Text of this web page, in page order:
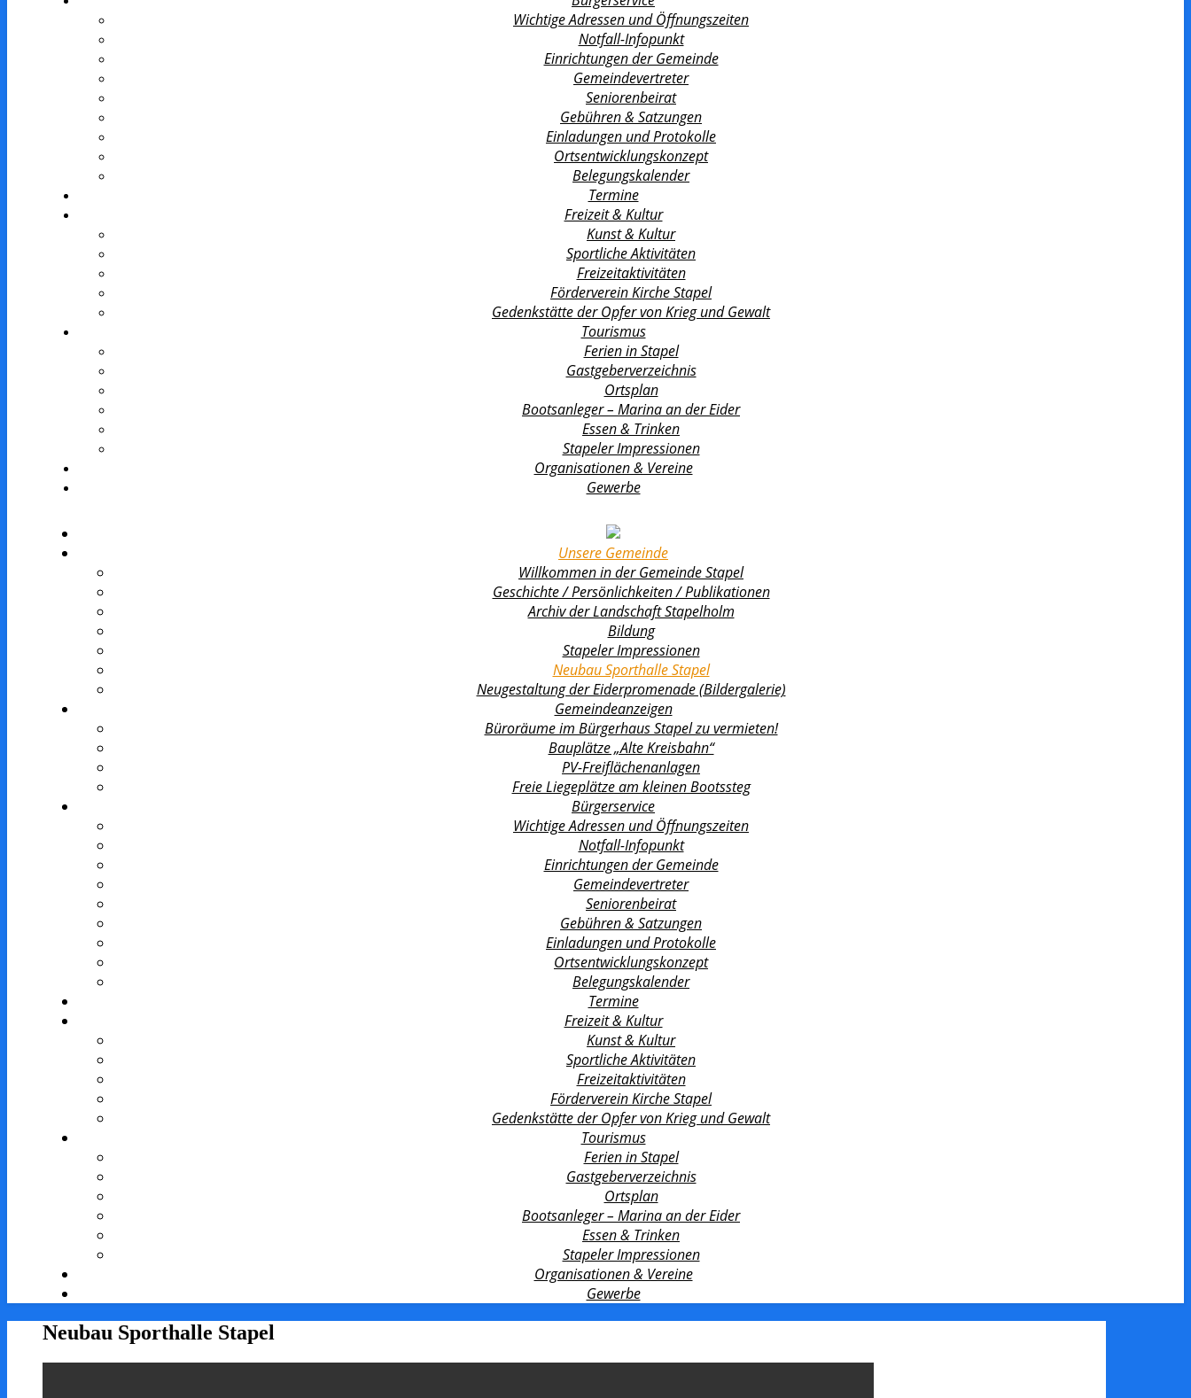
Wichtige Adressen und Öffnungszeiten
Notfall-Infopunkt
Einrichtungen der Gemeinde
Gemeindevertreter
Seniorenbeirat
Gebühren & Satzungen
Einladungen und Protokolle
Ortsentwicklungs­konzept
Belegungskalender
Termine
Freizeit & Kultur
Kunst & Kultur
Sportliche Aktivitäten
Freizeitaktivitäten
Förderverein Kirche Stapel
Gedenkstätte der Opfer von Krieg und Gewalt
Tourismus
Ferien in Stapel
Gastgeberverzeichnis
Ortsplan
Bootsanleger – Marina an der Eider
Essen & Trinken
Stapeler Impressionen
Organisationen & Vereine
Gewerbe
Unsere Gemeinde
Willkommen in der Gemeinde Stapel
Geschichte / Persönlichkeiten / Publikationen
Archiv der Landschaft Stapelholm
Bildung
Stapeler Impressionen
Neubau Sporthalle Stapel
Neugestaltung der Eiderpromenade (Bildergalerie)
Gemeindeanzeigen
Büroräume im Bürgerhaus Stapel zu vermieten!
Bauplätze „Alte Kreisbahn“
PV-Freiflächenanlagen
Freie Liegeplätze am kleinen Bootssteg
Bürgerservice
Wichtige Adressen und Öffnungszeiten
Notfall-Infopunkt
Einrichtungen der Gemeinde
Gemeindevertreter
Seniorenbeirat
Gebühren & Satzungen
Einladungen und Protokolle
Ortsentwicklungs­konzept
Belegungskalender
Termine
Freizeit & Kultur
Kunst & Kultur
Sportliche Aktivitäten
Freizeitaktivitäten
Förderverein Kirche Stapel
Gedenkstätte der Opfer von Krieg und Gewalt
Tourismus
Ferien in Stapel
Gastgeberverzeichnis
Ortsplan
Bootsanleger – Marina an der Eider
Essen & Trinken
Stapeler Impressionen
Organisationen & Vereine
Gewerbe
Neubau Sporthalle Stapel